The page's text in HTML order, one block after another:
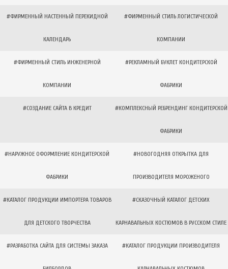
#ФИРМЕННЫЙ НАСТЕННЫЙ ПЕРЕКИДНОЙ
КАЛЕНДАРЬ
#ФИРМЕННЫЙ СТИЛЬ ЛОГИСТИЧЕСКОЙ
КОМПАНИИ
#ФИРМЕННЫЙ СТИЛЬ ИНЖЕНЕРНОЙ
КОМПАНИИ
#РЕКЛАМНЫЙ БУКЛЕТ КОНДИТЕРСКОЙ
ФАБРИКИ
#СОЗДАНИЕ САЙТА В КРЕДИТ #КОМПЛЕКСНЫЙ РЕБРЕНДИНГ КОНДИТЕРСКОЙ
ФАБРИКИ
#НАРУЖНОЕ ОФОРМЛЕНИЕ КОНДИТЕРСКОЙ
ФАБРИКИ
#НОВОГОДНЯЯ ОТКРЫТКА ДЛЯ
ПРОИЗВОДИТЕЛЯ МОРОЖЕНОГО
#КАТАЛОГ ПРОДУКЦИИ ИМПОРТЕРА ТОВАРОВ
ДЛЯ ДЕТСКОГО ТВОРЧЕСТВА
#СКАЗОЧНЫЙ КАТАЛОГ ДЕТСКИХ
КАРНАВАЛЬНЫХ КОСТЮМОВ В РУССКОМ СТИЛЕ
#РАЗРАБОТКА САЙТА ДЛЯ СИСТЕМЫ ЗАКАЗА #КАТАЛОГ ПРОДУКЦИИ ПРОИЗВОДИТЕЛЯ